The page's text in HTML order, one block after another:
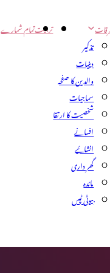
تذکیر
دینیات
والدین کا صفحہ
سماجیات
شخصیت کا ارتقا
افسانے
انشائیے
گھر داری
مائدہ
بیوٹی ٹپس
تربیتتمام شمارے